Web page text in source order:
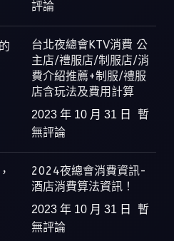
評論
台北夜總會KTV消費 公
主店/禮服店/制服店/消
費介紹推薦+制服/禮服
店含玩法及費用計算
2023 年 10 月 31 日
暫
無評論
2024夜總會消費資訊-
酒店消費算法資訊！
2023 年 10 月 31 日
暫
無評論